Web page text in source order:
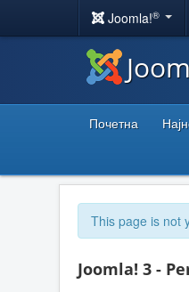
Joomla!®
Почетна
This page is not
Joomla! 3 -